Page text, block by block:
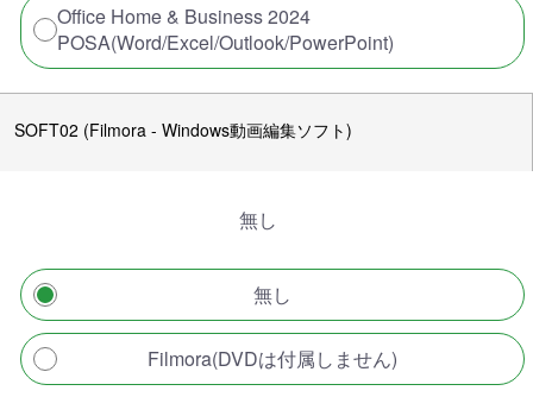
Office Home & Business 2024
POSA(Word/Excel/Outlook/PowerPoint)
SOFT02 (Filmora - Windows動画編集ソフト)
無し
無し
Filmora(DVDは付属しません)